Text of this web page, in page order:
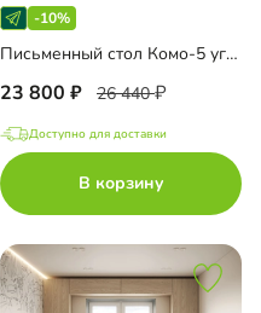
-10%
Письменный стол Комо-5 угловой
23 800 26 440
Доступно для доставки
В корзину